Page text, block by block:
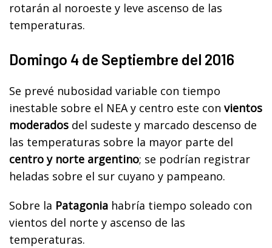
rotarán al noroeste y leve ascenso de las
temperaturas.
Domingo 4 de Septiembre del 2016
Se prevé nubosidad variable con tiempo
inestable sobre el NEA y centro este con vientos
moderados del sudeste y marcado descenso de
las temperaturas sobre la mayor parte del
centro y norte argentino; se podrían registrar
heladas sobre el sur cuyano y pampeano.
Sobre la Patagonia habría tiempo soleado con
vientos del norte y ascenso de las
temperaturas.